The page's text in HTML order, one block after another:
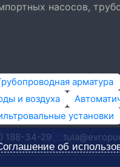
насосов,
арматура
и воздуха
установки
188-34-29
об